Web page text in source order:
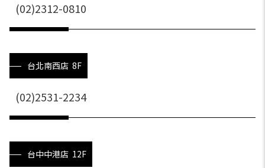
(02)2312-0810
台北南西店 8F
(02)2531-2234
台中中港店 12F